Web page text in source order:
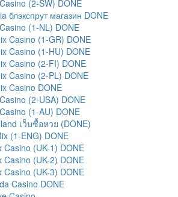
(2-SW) DONE
блэкспрут магазин DONE
(1-NL) DONE
Casino (1-GR) DONE
Casino (1-HU) DONE
Casino (2-FI) DONE
Casino (2-PL) DONE
Casino DONE
(2-USA) DONE
(1-AU) DONE
เว็บซื้อหวย (DONE)
(1-ENG) DONE
Casino (UK-1) DONE
Casino (UK-2) DONE
Casino (UK-3) DONE
Casino DONE